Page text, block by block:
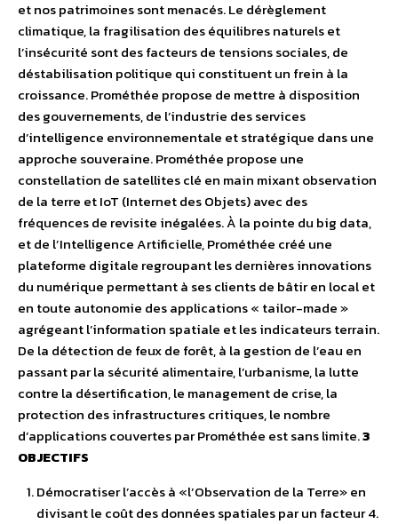
et nos patrimoines sont menacés. Le dérèglement
climatique, la fragilisation des équilibres naturels et
l’insécurité sont des facteurs de tensions sociales, de
déstabilisation politique qui constituent un frein à la
croissance. Prométhée propose de mettre à disposition
des gouvernements, de l’industrie des services
d’intelligence environnementale et stratégique dans une
approche souveraine. Prométhée propose une
constellation de satellites clé en main mixant observation
de la terre et IoT (Internet des Objets) avec des
fréquences de revisite inégalées. À la pointe du big data,
et de l’Intelligence Artificielle, Prométhée créé une
plateforme digitale regroupant les dernières innovations
du numérique permettant à ses clients de bâtir en local et
en toute autonomie des applications « tailor-made »
agrégeant l’information spatiale et les indicateurs terrain.
De la détection de feux de forêt, à la gestion de l’eau en
passant par la sécurité alimentaire, l’urbanisme, la lutte
contre la désertification, le management de crise, la
protection des infrastructures critiques, le nombre
d’applications couvertes par Prométhée est sans limite.3
OBJECTIFS
Démocratiser l’accès à «l’Observation de la Terre» en
divisant le coût des données spatiales par un facteur 4.